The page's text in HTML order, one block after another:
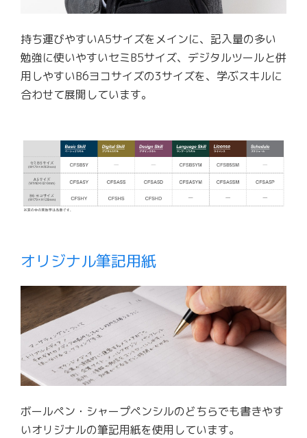
持ち運びやすいA5サイズをメインに、記入量の多い
勉強に使いやすいセミB5サイズ、デジタルツールと併
用しやすいB6ヨコサイズの3サイズを、学ぶスキルに
合わせて展開しています。
オリジナル筆記用紙
ボールペン・シャープペンシルのどちらでも書きやす
いオリジナルの筆記用紙を使用しています。